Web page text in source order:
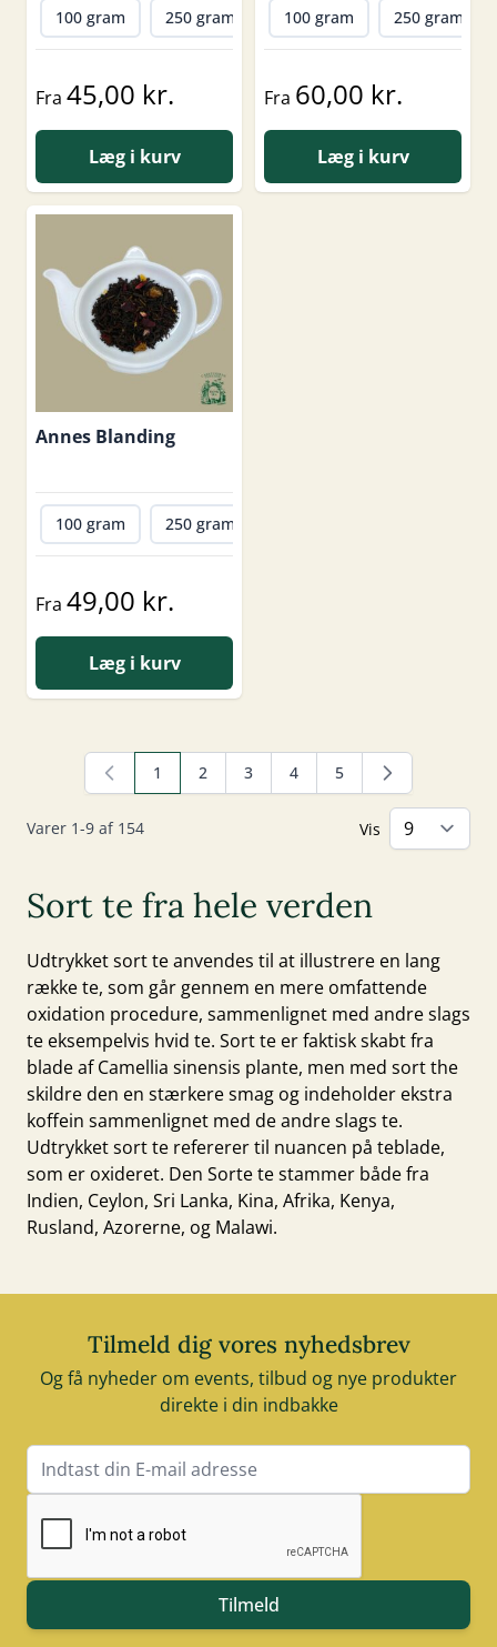
100 gram 250 gram 500 gram
Fra 45,00 kr.
Læg i kurv
100 gram 250 gram
Fra 60,00 kr.
Læg i kurv
Annes Blanding
100 gram 250 gram
Fra 49,00 kr.
Læg i kurv
Varer 1-9 af 154
Du læser i øjeblikket side
1 Side
2 Side
3 Side
4 Side
5
Vis
Sort te fra hele verden
Udtrykket sort te anvendes til at illustrere en lang
række te, som går gennem en mere omfattende
oxidation procedure, sammenlignet med andre slags
te eksempelvis hvid te. Sort te er faktisk skabt fra
blade af Camellia sinensis plante, men med sort the
skildre den en stærkere smag og indeholder ekstra
koffein sammenlignet med de andre slags te.
Udtrykket sort te refererer til nuancen på teblade,
som er oxideret. Den Sorte te stammer både fra
Indien, Ceylon, Sri Lanka, Kina, Afrika, Kenya,
Rusland, Azorerne, og Malawi.
Tilmeld dig vores nyhedsbrev
Og få nyheder om events, tilbud og nye produkter
direkte i din indbakke
E-mail adresse
Tilmeld